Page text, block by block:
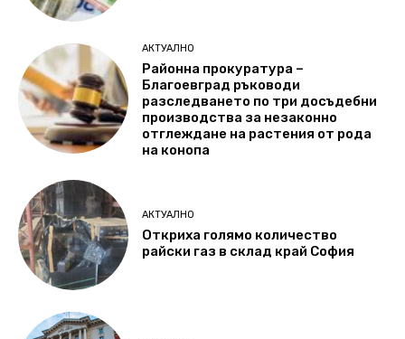
АКТУАЛНО
Районна прокуратура –
Благоевград ръководи
разследването по три досъдебни
производства за незаконно
отглеждане на растения от рода
на конопа
АКТУАЛНО
Откриха голямо количество
райски газ в склад край София